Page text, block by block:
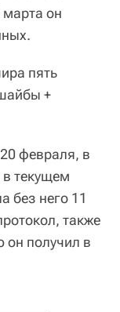
он
пять
+
февраля, в
в текущем
без него 11
также
он получил в